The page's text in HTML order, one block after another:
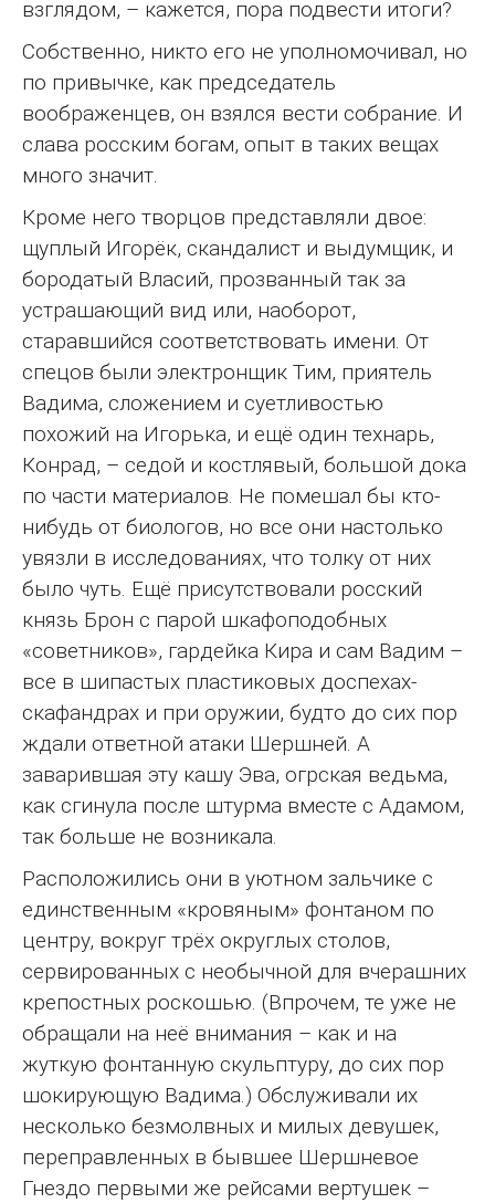
взглядом, – кажется, пора подвести итоги?
Собственно, никто его не уполномочивал, но
по привычке, как председатель
воображенцев, он взялся вести собрание. И
слава росским богам, опыт в таких вещах
много значит.
Кроме него творцов представляли двое:
щуплый Игорёк, скандалист и выдумщик, и
бородатый Власий, прозванный так за
устрашающий вид или, наоборот,
старавшийся соответствовать имени. От
спецов были электронщик Тим, приятель
Вадима, сложением и суетливостью
похожий на Игорька, и ещё один технарь,
Конрад, – седой и костлявый, большой дока
по части материалов. Не помешал бы кто-
нибудь от биологов, но все они настолько
увязли в исследованиях, что толку от них
было чуть. Ещё присутствовали росский
князь Брон с парой шкафоподобных
«советников», гардейка Кира и сам Вадим –
все в шипастых пластиковых доспехах-
скафандрах и при оружии, будто до сих пор
ждали ответной атаки Шершней. А
заварившая эту кашу Эва, огрская ведьма,
как сгинула после штурма вместе с Адамом,
так больше не возникала.
Расположились они в уютном зальчике с
единственным «кровяным» фонтаном по
центру, вокруг трёх округлых столов,
сервированных с необычной для вчерашних
крепостных роскошью. (Впрочем, те уже не
обращали на неё внимания – как и на
жуткую фонтанную скульптуру, до сих пор
шокирующую Вадима.) Обслуживали их
несколько безмолвных и милых девушек,
переправленных в бывшее Шершневое
Гнездо первыми же рейсами вертушек –